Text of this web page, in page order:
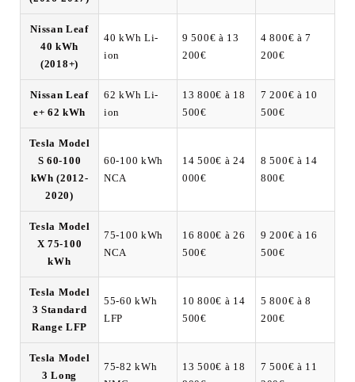
Nissan Leaf
40 kWh
(2018+)
40 kWh Li-
ion
9 500€ à 13
200€
4 800€ à 7
200€
Nissan Leaf
e+ 62 kWh
62 kWh Li-
ion
13 800€ à 18
500€
7 200€ à 10
500€
Tesla Model
S 60-100
kWh (2012-
2020)
60-100 kWh
NCA
14 500€ à 24
000€
8 500€ à 14
800€
Tesla Model
X 75-100
kWh
75-100 kWh
NCA
16 800€ à 26
500€
9 200€ à 16
500€
Tesla Model
3 Standard
Range LFP
55-60 kWh
LFP
10 800€ à 14
500€
5 800€ à 8
200€
Tesla Model
3 Long
75-82 kWh
13 500€ à 18
7 500€ à 11